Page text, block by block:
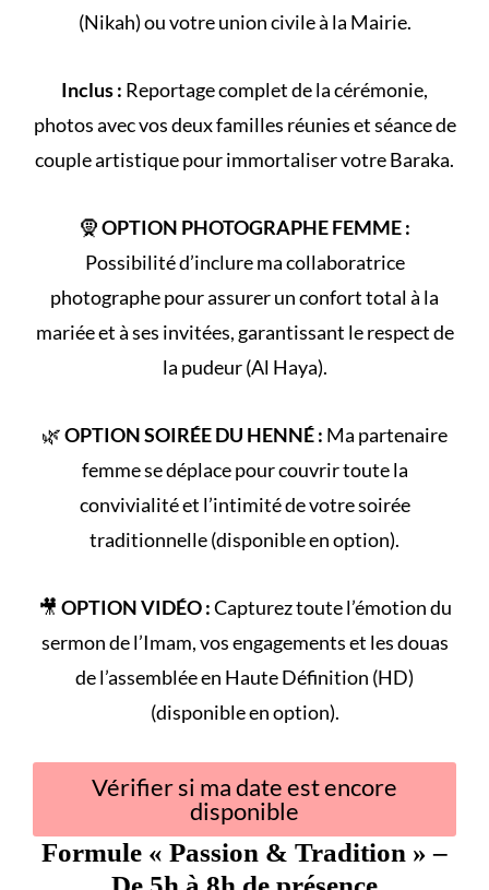
(Nikah) ou votreunion civileà la Mairie.
Inclus : Reportage complet de lacérémonie,
photos avec vos deux familles réunies et séance de
couple artistique pour immortaliser votre Baraka.
🧕OPTION PHOTOGRAPHE FEMME :
Possibilité d’inclure ma collaboratrice
photographe pour assurer un confort total à la
mariée et à ses invitées, garantissant le respect de
la pudeur (Al Haya).
🌿OPTION SOIRÉE DU HENNÉ : Ma partenaire
femme se déplace pour couvrir toute la
convivialité et l’intimité de votresoirée
traditionnelle(disponible en option).
🎥 OPTION VIDÉO :Capturez toute l’émotion du
sermon de l’Imam, vos engagements et les douas
de l’assemblée en Haute Définition (HD)
(disponible en option).
Vérifier si ma date est encore
disponible
Formule « Passion & Tradition » –